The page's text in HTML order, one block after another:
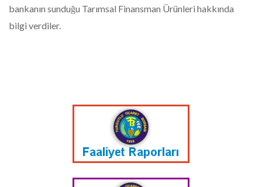
bankanın sunduğu Tarımsal Finansman Ürünleri hakkında
bilgi verdiler.